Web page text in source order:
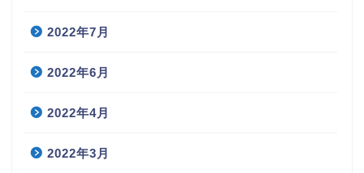
2022年7月
2022年6月
2022年4月
2022年3月